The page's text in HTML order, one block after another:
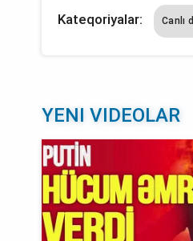
Kateqoriyalar: Canlı
YENI VIDEOLAR